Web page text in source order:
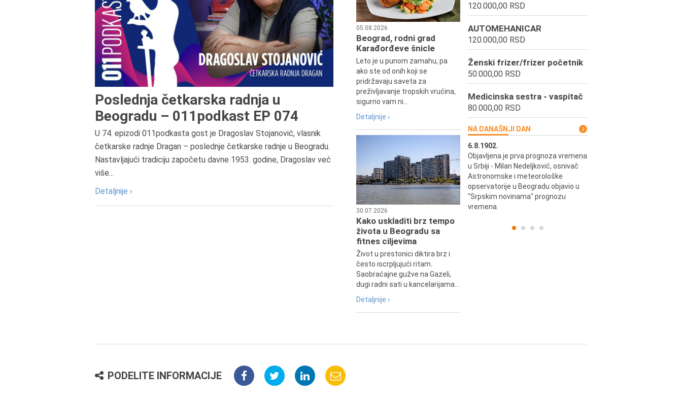
Poslednja četkarska radnja u
Beogradu – 011podkast EP 074
U 74. epizodi 011podkasta gost je Dragoslav Stojanović, vlasnik
četkarske radnje Dragan – poslednje četkarske radnje u Beogradu.
Nastavljajući tradiciju započetu davne 1953. godine, Dragoslav već
više...
Detaljnije ›
05.08.2026
Beograd, rodni grad
Karađorđeve šnicle
Leto je u punom zamahu, pa
ako ste od onih koji se
pridržavaju saveta za
preživljavanje tropskih vrućina,
sigurno vam ni...
Detaljnije ›
30.07.2026
Kako uskladiti brz tempo
života u Beogradu sa
fitnes ciljevima
Život u prestonici diktira brz i
često iscrpljujući ritam.
Saobraćajne gužve na Gazeli,
dugi radni sati u kancelarijama...
Detaljnije ›
120.000,00 RSD
AUTOMEHANICAR
120.000,00 RSD
Ženski frizer/frizer početnik
50.000,00 RSD
Medicinska sestra - vaspitač
80.000,00 RSD
NA DANAŠNJI DAN
Preminula je Zorka Boljanović,
vazduhoplovni inženjer, predsednik
Udruženja žena pilota Jugoslavije.
6.8.1902.
Objavljena je prva prognoza vremena
u Srbiji - Milan Nedeljković, osnivač
Astronomske i meteorološke
opservatorije u Beogradu objavio u
"Srpskim novinama" prognozu
vremena.
PODELITE INFORMACIJE